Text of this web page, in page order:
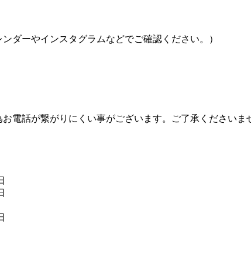
ダーやインスタグラムなどでご確認ください。）
電話が繋がりにくい事がございます。ご了承くださいま